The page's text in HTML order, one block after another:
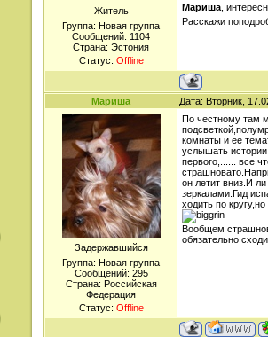
Житель
Группа: Новая группа
Сообщений: 1104
Страна: Эстония
Статус: Offline
Мариша ,
Расскажи
Мариша Дата: Вторник,
Задержавшийся
Группа: Новая группа
Сообщений: 295
Страна: Российская
Федерация
Статус: Offline
По честному там
комнаты и ее
услышать
первого,...... все
он летит вниз.И
зеркалами.Гид
ходить по
Вообщем
обязательно